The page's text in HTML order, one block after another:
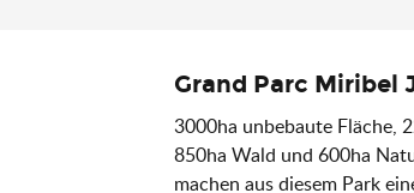
Grand Parc Miribel
3000ha unbebaute Fläche,
850ha Wald und 600ha
machen aus diesem Park